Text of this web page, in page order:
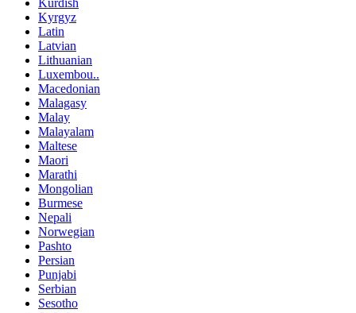
Kurdish
Kyrgyz
Latin
Latvian
Lithuanian
Luxembou..
Macedonian
Malagasy
Malay
Malayalam
Maltese
Maori
Marathi
Mongolian
Burmese
Nepali
Norwegian
Pashto
Persian
Punjabi
Serbian
Sesotho